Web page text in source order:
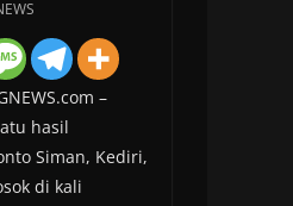
–
hasil
Siman, Kediri,
di kali